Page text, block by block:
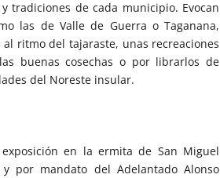
tradiciones de cada municipio. Evocan
las de Valle de Guerra o Taganana,
ritmo del tajaraste, unas recreaciones
buenas cosechas o por librarlos de
del Noreste insular.
en la ermita de San Miguel
por mandato del Adelantado Alonso